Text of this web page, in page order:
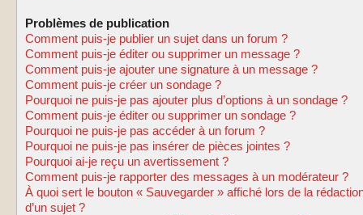
Problèmes de publication
Comment puis-je publier un sujet dans un forum ?
Comment puis-je éditer ou supprimer un message ?
Comment puis-je ajouter une signature à un message ?
Comment puis-je créer un sondage ?
Pourquoi ne puis-je pas ajouter plus d’options à un sondage ?
Comment puis-je éditer ou supprimer un sondage ?
Pourquoi ne puis-je pas accéder à un forum ?
Pourquoi ne puis-je pas insérer de pièces jointes ?
Pourquoi ai-je reçu un avertissement ?
Comment puis-je rapporter des messages à un modérateur ?
À quoi sert le bouton « Sauvegarder » affiché lors de la
d’un sujet ?